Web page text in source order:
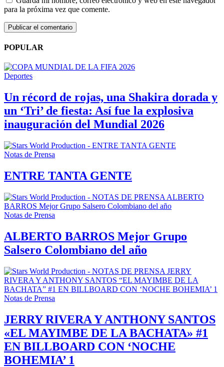
para la próxima vez que comente.
POPULAR
Deportes
Un récord de rojas, una Shakira dorada y
un ‘Tri’ de fiesta: Así fue la explosiva
inauguración del Mundial 2026
Notas de Prensa
ENTRE TANTA GENTE
Notas de Prensa
ALBERTO BARROS Mejor Grupo
Salsero Colombiano del año
Notas de Prensa
JERRY RIVERA Y ANTHONY SANTOS
«EL MAYIMBE DE LA BACHATA» #1
EN BILLBOARD CON ‘NOCHE
BOHEMIA’ 1